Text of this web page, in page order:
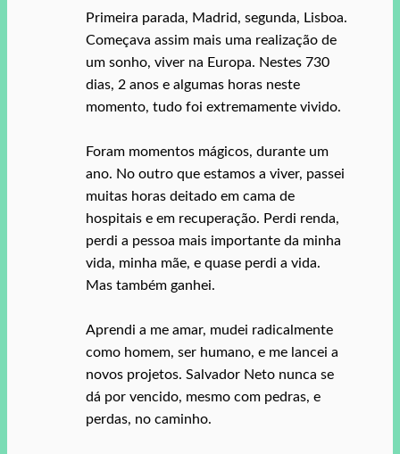
Primeira parada, Madrid, segunda, Lisboa.
Começava assim mais uma realização de
um sonho, viver na Europa. Nestes 730
dias, 2 anos e algumas horas neste
momento, tudo foi extremamente vivido.
Foram momentos mágicos, durante um
ano. No outro que estamos a viver, passei
muitas horas deitado em cama de
hospitais e em recuperação. Perdi renda,
perdi a pessoa mais importante da minha
vida, minha mãe, e quase perdi a vida.
Mas também ganhei.
Aprendi a me amar, mudei radicalmente
como homem, ser humano, e me lancei a
novos projetos. Salvador Neto nunca se
dá por vencido, mesmo com pedras, e
perdas, no caminho.